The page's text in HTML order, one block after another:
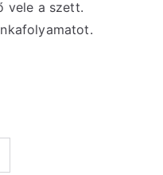
vele a szett.